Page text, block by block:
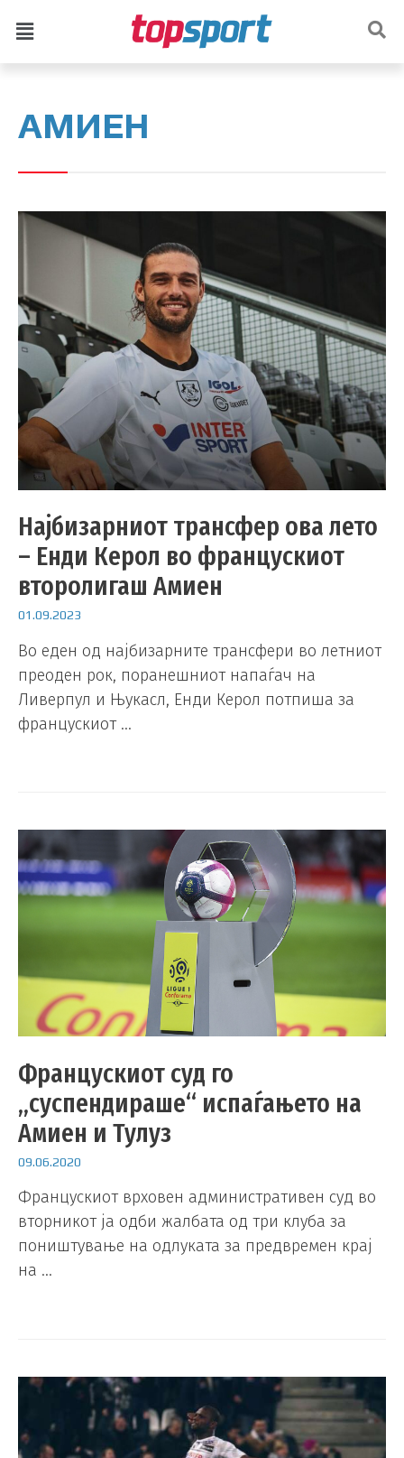
АМИЕН
Најбизарниот трансфер ова лето
– Енди Керол во францускиот
второлигаш Амиен
01.09.2023
Во еден од најбизарните трансфери во летниот
преоден рок, поранешниот напаѓач на
Ливерпул и Њукасл, Енди Керол потпиша за
францускиот …
Францускиот суд го
„суспендираше“ испаѓањето на
Амиен и Тулуз
09.06.2020
Францускиот врховен административен суд во
вторникот ја одби жалбата од три клуба за
поништување на одлуката за предвремен крај
на …